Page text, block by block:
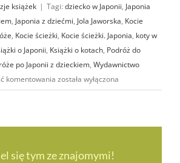
książek | Tagi: dziecko w Japonii, Japonia
, Japonia z dziećmi, Jola Jaworska, Kocie
, Kocie ścieżki, Kocie ścieżki. Japonia, koty w
o Japonii, Książki o kotach, Podróż do
po Japonii z dzieckiem, Wydawnictwo
komentowania Kocie
ścieżki.
z dziećmi
została wyłączona
się tym ze znajomymi!